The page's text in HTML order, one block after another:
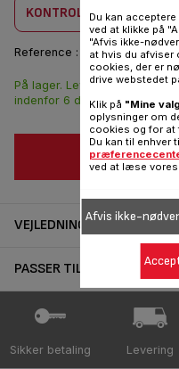
KONTROLLER
Reference : K3029012
På lager. Leveringen
indenfor 6 dage.
FØJ TIL
VEJLEDNINGER OG GARANTI
PASSER TIL 1 PRODUKT(ER)
Sikker betaling Levering
Du kan
ved at klikke på
"Afvis ikke-
at hvis du afviser
cookies, der er
drive webstedet
Klik på "Mine
oplysninger om
cookies og for at
Du kan til enhver
ved at læse
Afvis ikke-